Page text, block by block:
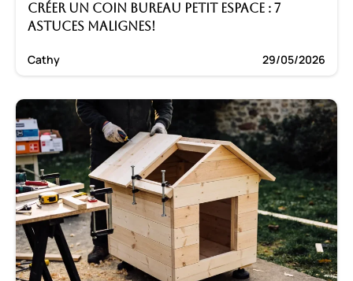
Créer un coin bureau petit espace : 7
astuces malignes!
Cathy 29/05/2026